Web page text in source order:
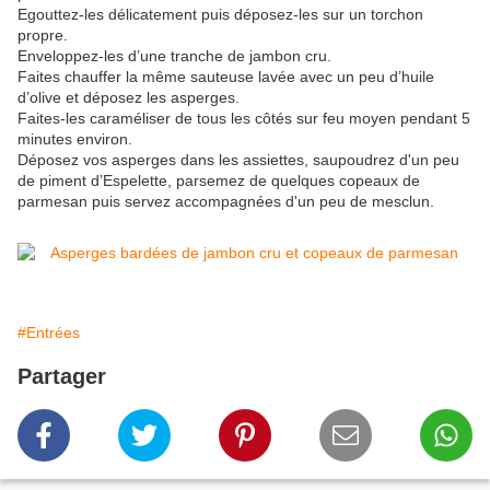
Egouttez-les délicatement puis déposez-les sur un torchon
propre.
Enveloppez-les d’une tranche de jambon cru.
Faites chauffer la même sauteuse lavée avec un peu d’huile
d’olive et déposez les asperges.
Faites-les caraméliser de tous les côtés sur feu moyen pendant 5
minutes environ.
Déposez vos asperges dans les assiettes, saupoudrez d'un peu
de piment d’Espelette, parsemez de quelques copeaux de
parmesan puis servez accompagnées d'un peu de mesclun.
#Entrées
Partager